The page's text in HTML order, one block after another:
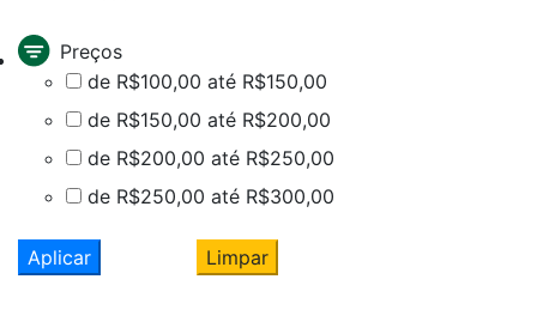
Preços
de R$100,00 até R$150,00
de R$150,00 até R$200,00
de R$200,00 até R$250,00
de R$250,00 até R$300,00
Aplicar Limpar